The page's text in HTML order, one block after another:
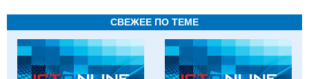
СВЕЖЕЕ ПО ТЕМЕ